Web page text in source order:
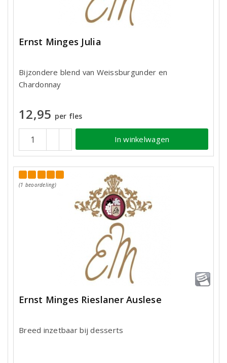
Ernst Minges Julia
Bijzondere blend van Weissburgunder en
Chardonnay
12,95 per fles
In winkelwagen
(1 beoordeling)
Ernst Minges Rieslaner Auslese
Breed inzetbaar bij desserts